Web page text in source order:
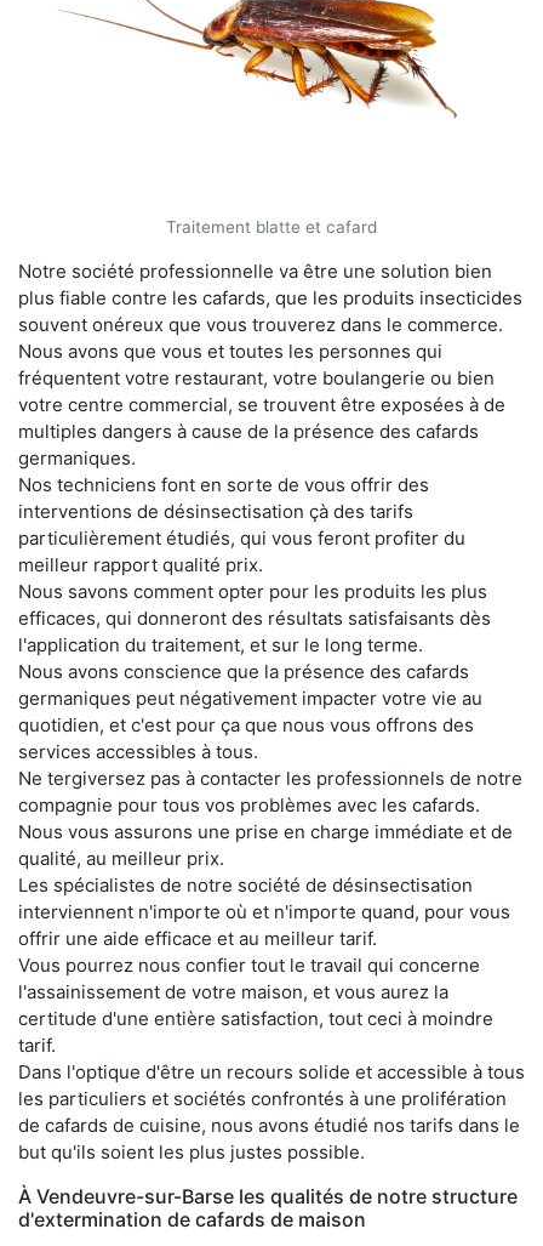
Traitement blatte et cafard
Notre société professionnelle va être une solution bien
plus fiable contre les cafards, que les produits insecticides
souvent onéreux que vous trouverez dans le commerce.
Nous avons que vous et toutes les personnes qui
fréquentent votre restaurant, votre boulangerie ou bien
votre centre commercial, se trouvent être exposées à de
multiples dangers à cause de la présence des cafards
germaniques.
Nos techniciens font en sorte de vous offrir des
interventions de désinsectisation çà des tarifs
particulièrement étudiés, qui vous feront profiter du
meilleur rapport qualité prix.
Nous savons comment opter pour les produits les plus
efficaces, qui donneront des résultats satisfaisants dès
l'application du traitement, et sur le long terme.
Nous avons conscience que la présence des cafards
germaniques peut négativement impacter votre vie au
quotidien, et c'est pour ça que nous vous offrons des
services accessibles à tous.
Ne tergiversez pas à contacter les professionnels de notre
compagnie pour tous vos problèmes avec les cafards.
Nous vous assurons une prise en charge immédiate et de
qualité, au meilleur prix.
Les spécialistes de notre société de désinsectisation
interviennent n'importe où et n'importe quand, pour vous
offrir une aide efficace et au meilleur tarif.
Vous pourrez nous confier tout le travail qui concerne
l'assainissement de votre maison, et vous aurez la
certitude d'une entière satisfaction, tout ceci à moindre
tarif.
Dans l'optique d'être un recours solide et accessible à tous
les particuliers et sociétés confrontés à une prolifération
de cafards de cuisine, nous avons étudié nos tarifs dans le
but qu'ils soient les plus justes possible.
À Vendeuvre-sur-Barse les qualités de notre structure
d'extermination de cafards de maison